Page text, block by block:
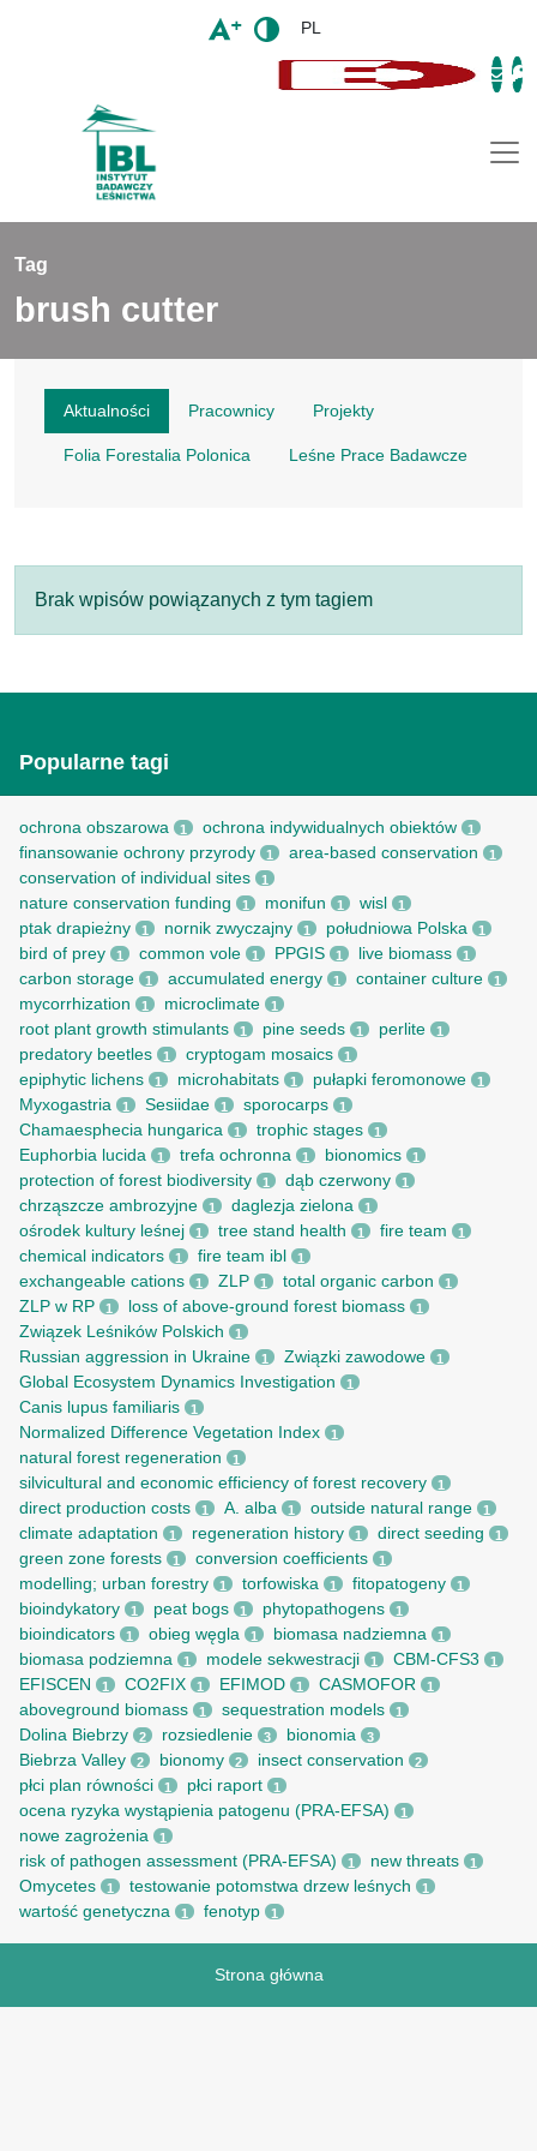
PL
Tag
brush cutter
Aktualności Pracownicy Projekty
Folia Forestalia Polonica Leśne Prace Badawcze
Brak wpisów powiązanych z tym tagiem
Popularne tagi
ochrona obszarowa 1 ochrona indywidualnych obiektów 1
finansowanie ochrony przyrody 1 area-based conservation 1
conservation of individual sites 1
nature conservation funding 1 monifun 1 wisl 1
ptak drapieżny 1 nornik zwyczajny 1 południowa Polska 1
bird of prey 1 common vole 1 PPGIS 1 live biomass 1
carbon storage 1 accumulated energy 1 container culture 1
mycorrhization 1 microclimate 1
root рlant growth stimulants 1 pine seeds 1 perlite 1
predatory beetles 1 cryptogam mosaics 1
epiphytic lichens 1 microhabitats 1 pułapki feromonowe 1
Myxogastria 1 Sesiidae 1 sporocarps 1
Chamaesphecia hungarica 1 trophic stages 1
Euphorbia lucida 1 trefa ochronna 1 bionomics 1
protection of forest biodiversity 1 dąb czerwony 1
chrząszcze ambrozyjne 1 daglezja zielona 1
ośrodek kultury leśnej 1 tree stand health 1 fire team 1
chemical indicators 1 fire team ibl 1
exchangeable cations 1 ZLP 1 total organic carbon 1
ZLP w RP 1 loss of above-ground forest biomass 1
Związek Leśników Polskich 1
Russian aggression in Ukraine 1 Związki zawodowe 1
Global Ecosystem Dynamics Investigation 1
Canis lupus familiaris 1
Normalized Difference Vegetation Index 1
natural forest regeneration 1
silvicultural and economic efficiency of forest recovery 1
direct production costs 1 A. alba 1 outside natural range 1
climate adaptation 1 regeneration history 1 direct seeding 1
green zone forests 1 conversion coefficients 1
modelling; urban forestry 1 torfowiska 1 fitopatogeny 1
bioindykatory 1 peat bogs 1 phytopathogens 1
bioindicators 1 obieg węgla 1 biomasa nadziemna 1
biomasa podziemna 1 modele sekwestracji 1 CBM-CFS3 1
EFISCEN 1 CO2FIX 1 EFIMOD 1 CASMOFOR 1
aboveground biomass 1 sequestration models 1
Dolina Biebrzy 2 rozsiedlenie 3 bionomia 3
Biebrza Valley 2 bionomy 2 insect conservation 2
płci plan równości 1 płci raport 1
ocena ryzyka wystąpienia patogenu (PRA-EFSA) 1
nowe zagrożenia 1
risk of pathogen assessment (PRA-EFSA) 1 new threats 1
Omycetes 1 testowanie potomstwa drzew leśnych 1
wartość genetyczna 1 fenotyp 1
Strona główna